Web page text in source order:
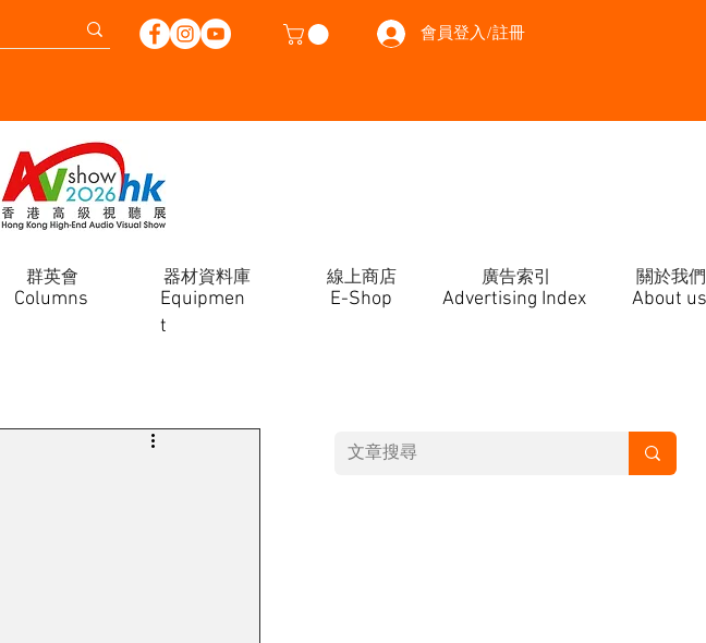
會員登入/註冊
群英會 器材資料庫 線上商店 廣告索引 關於我們
Equipmen
t
E-Shop
Columns About us
Advertising Index